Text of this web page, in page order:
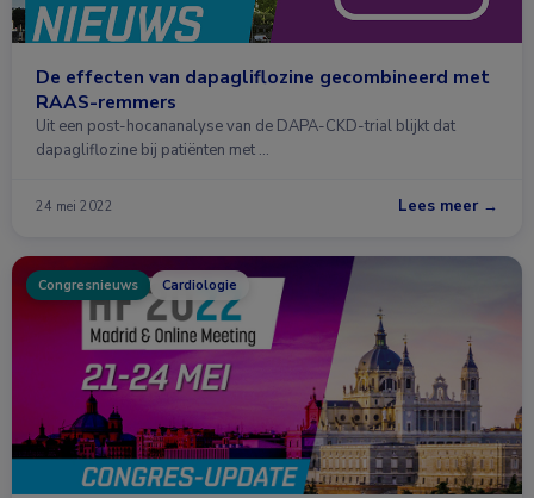
De effecten van dapagliflozine gecombineerd met
RAAS-remmers
Uit een post-hocananalyse van de DAPA-CKD-trial blijkt dat
dapagliflozine bij patiënten met …
24 mei 2022 Lees meer →
Congresnieuws Cardiologie